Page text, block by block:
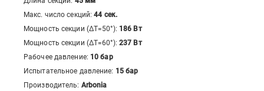
Макс. число секций:44 сек.
Мощность секции (ΔT=50°): 186 Вт
Мощность секции (ΔT=60°): 237 Вт
Рабочее давление: 10 бар
Испытательное давление: 15 бар
Производитель: Arbonia